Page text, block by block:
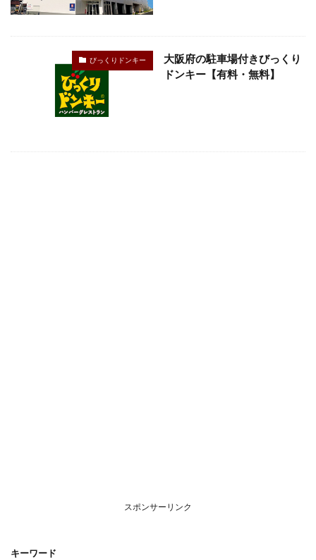
びっくりドンキー
大阪府の駐車場付きびっくり
ドンキー【有料・無料】
スポンサーリンク
キーワード